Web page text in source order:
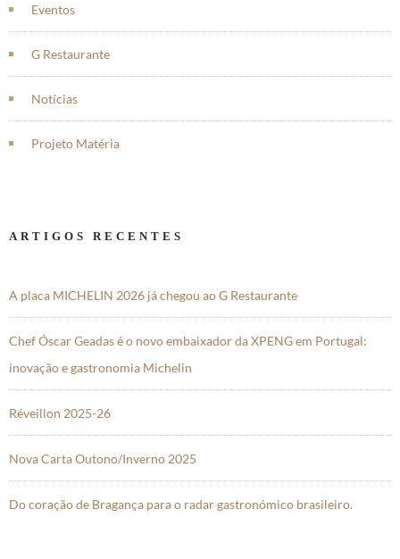
Eventos
G Restaurante
Notícias
Projeto Matéria
ARTIGOS RECENTES
A placa MICHELIN 2026 já chegou ao G Restaurante
Chef Óscar Geadas é o novo embaixador da XPENG em Portugal:
inovação e gastronomia Michelin
Réveillon 2025-26
Nova Carta Outono/Inverno 2025
Do coração de Bragança para o radar gastronómico brasileiro.